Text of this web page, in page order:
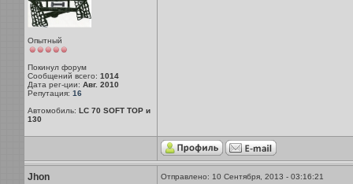
Опытный
Покинул форум
Сообщений всего: 1014
Дата рег-ции: Авг. 2010
Репутация: 16
Автомобиль: LC 70 SOFT TOP и
130
Jhon Отправлено: 10 Сентября, 2013 - 03:16:21